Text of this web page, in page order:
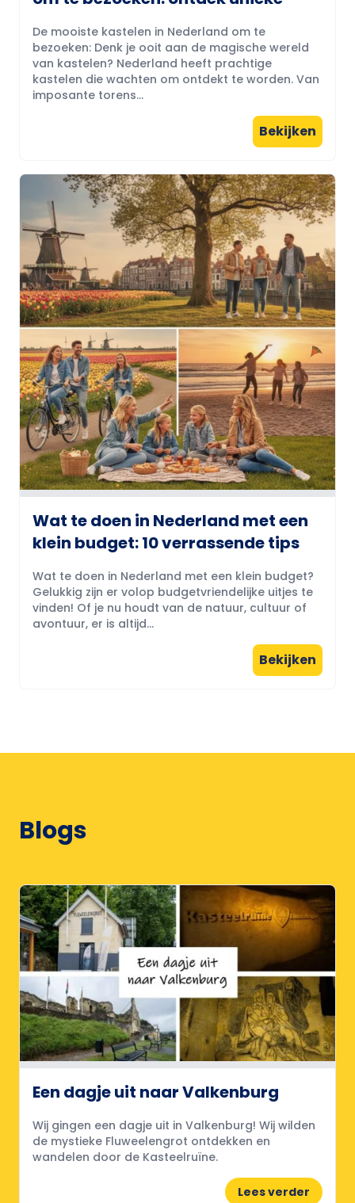
De mooiste kastelen in Nederland om te
bezoeken: Denk je ooit aan de magische wereld
van kastelen? Nederland heeft prachtige
kastelen die wachten om ontdekt te worden. Van
imposante torens...
Bekijken
Wat te doen in Nederland met een
klein budget: 10 verrassende tips
Wat te doen in Nederland met een klein budget?
Gelukkig zijn er volop budgetvriendelijke uitjes te
vinden! Of je nu houdt van de natuur, cultuur of
avontuur, er is altijd...
Bekijken
Blogs
Een dagje uit naar Valkenburg
Wij gingen een dagje uit in Valkenburg! Wij wilden
de mystieke Fluweelengrot ontdekken en
wandelen door de Kasteelruïne.
Lees verder